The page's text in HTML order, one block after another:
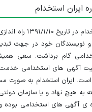
ایران استخدام
سایت ایران
و نویسندگان خود در جهت
گام برداشت. سعی
آگهی های استخدامی خدمت
ایران استخدام به صورت
به هیچ نهاد و یا سازمان
ی آگهی های استخدامی بوده و